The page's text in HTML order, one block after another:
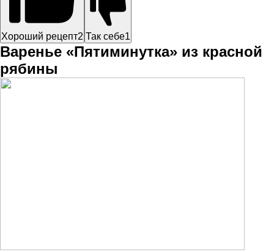
Хороший рецепт2 Так себе1
Варенье «Пятиминутка» из красной
рябины